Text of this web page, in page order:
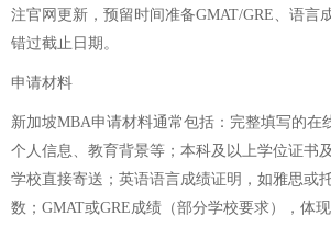
注官网更新，预留时间准备GMAT/GRE、语言
错过截止日期。
申请材料
新加坡MBA申请材料通常包括：完整填写的在
个人信息、教育背景等；本科及以上学位证书
学校直接寄送；英语语言成绩证明，如雅思或
数；GMAT或GRE成绩（部分学校要求），体